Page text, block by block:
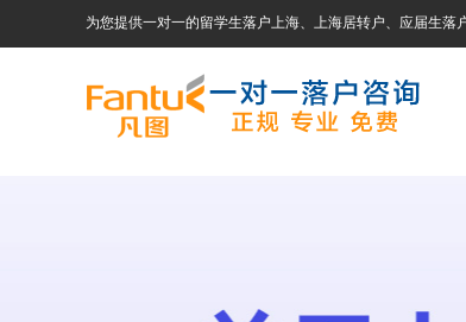
为您提供一对一的留学生落户上海、上海居转户、应届生落